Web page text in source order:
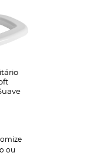
ou